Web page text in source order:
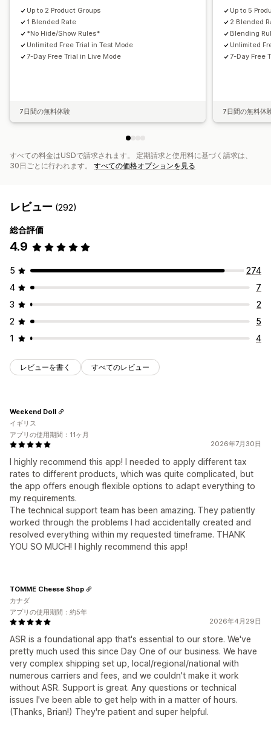
Up to 2 Product Groups
1 Blended Rate
*No Hide/Show Rules*
Unlimited Free Trial in Test Mode
7-Day Free Trial in Live Mode
7日間の無料体験
Up to 5
2 Blended
Blending
Unlimited
7-Day Free
7日間の無料体
すべての料金はUSDで請求されます。 定期請求と使用料に基づく請求は、
30日ごとに行われます。 すべての価格オプションを見る
レビュー (292)
総合評価
4.9
5
274
4
7
3
2
2
5
1
4
レビューを書く すべてのレビュー
2026年7月30日
I highly recommend this app! I needed to apply different tax
rates to different products, which was quite complicated, but
the app offers enough flexible options to adapt everything to
my requirements.
The technical support team has been amazing. They patiently
worked through the problems I had accidentally created and
resolved everything within my requested timeframe. THANK
YOU SO MUCH! I highly recommend this app!
Weekend Doll
イギリス
アプリの使用期間：11ヶ月
2026年4月29日
ASR is a foundational app that's essential to our store. We've
pretty much used this since Day One of our business. We have
very complex shipping set up, local/regional/national with
numerous carriers and fees, and we couldn't make it work
without ASR. Support is great. Any questions or technical
issues I've been able to get help with in a matter of hours.
(Thanks, Brian!) They're patient and super helpful.
TOMME Cheese Shop
カナダ
アプリの使用期間：約5年